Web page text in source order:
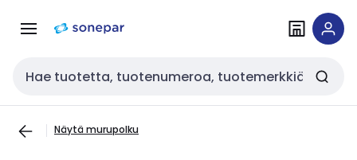
navigointiinsisältöön
Haku
Näytä murupolku